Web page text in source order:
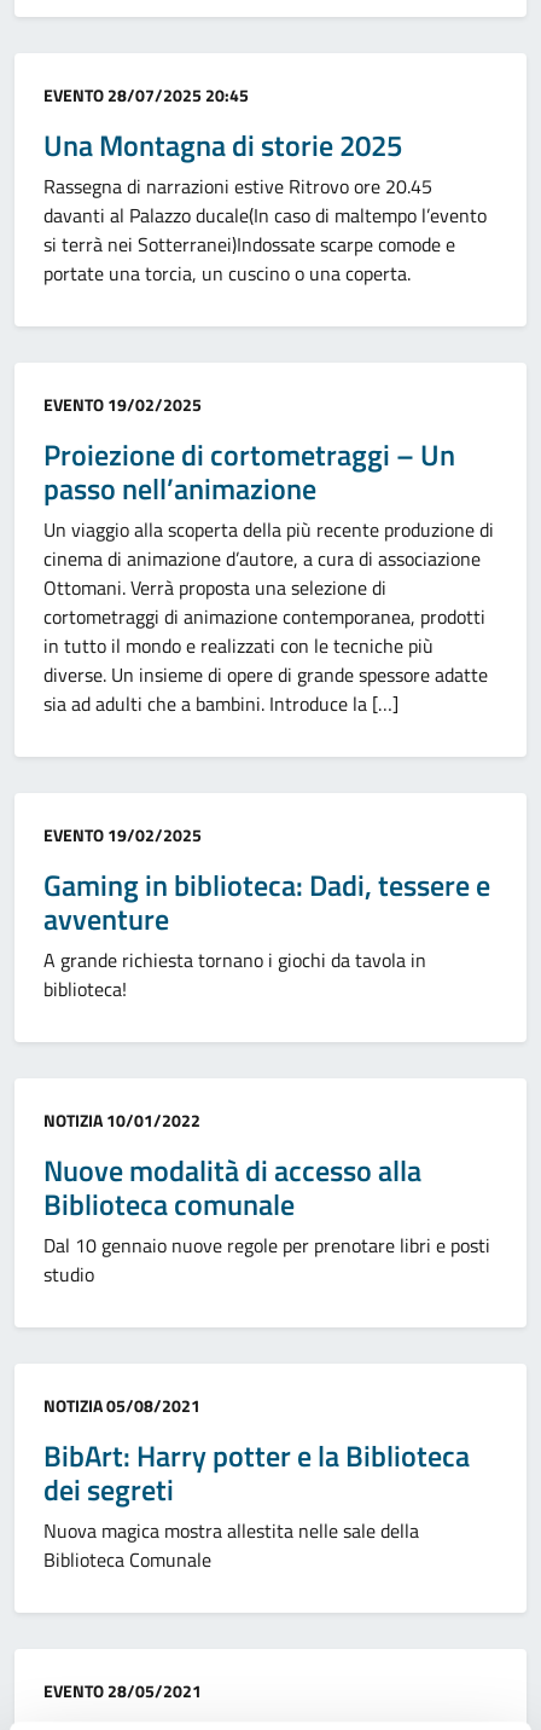
Categoria:
EVENTO28/07/2025 20:45
Una Montagna di storie 2025
Rassegna di narrazioni estive Ritrovo ore 20.45
davanti al Palazzo ducale(In caso di maltempo l’evento
si terrà nei Sotterranei)Indossate scarpe comode e
portate una torcia, un cuscino o una coperta.
Categoria:
EVENTO19/02/2025
Proiezione di cortometraggi – Un
passo nell’animazione
Un viaggio alla scoperta della più recente produzione di
cinema di animazione d’autore, a cura di associazione
Ottomani. Verrà proposta una selezione di
cortometraggi di animazione contemporanea, prodotti
in tutto il mondo e realizzati con le tecniche più
diverse. Un insieme di opere di grande spessore adatte
sia ad adulti che a bambini. Introduce la […]
Categoria:
EVENTO19/02/2025
Gaming in biblioteca: Dadi, tessere e
avventure
A grande richiesta tornano i giochi da tavola in
biblioteca!
Categoria:
NOTIZIA10/01/2022
Nuove modalità di accesso alla
Biblioteca comunale
Dal 10 gennaio nuove regole per prenotare libri e posti
studio
Categoria:
NOTIZIA05/08/2021
BibArt: Harry potter e la Biblioteca
dei segreti
Nuova magica mostra allestita nelle sale della
Biblioteca Comunale
Categoria:
EVENTO28/05/2021